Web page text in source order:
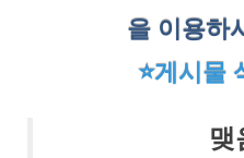
을 이용하
⭐게시물
맺